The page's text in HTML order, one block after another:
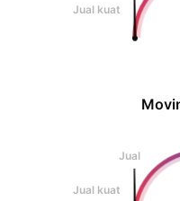
Jual kuat
Jual
Jual kuat